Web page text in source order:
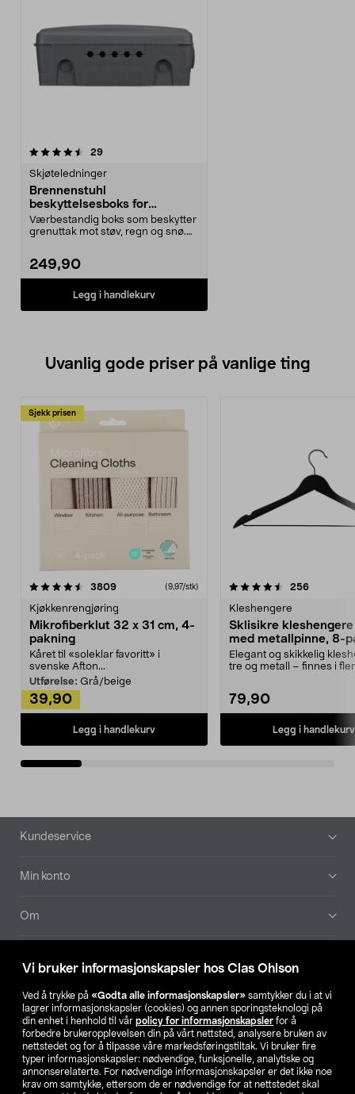
Vi bruker informasjonskapsler hos Clas Ohlson
Ved å trykke på «Godta alle informasjonskapsler» samtykker du i at vi
lagrer informasjonskapsler (cookies) og annen sporingsteknologi på
din enhet i henhold til vår policy for informasjonskapsler for å
forbedre brukeropplevelsen din på vårt nettsted, analysere bruken av
nettstedet og for å tilpasse våre markedsføringstiltak. Vi bruker fire
typer informasjonskapsler: nødvendige, funksjonelle, analytiske og
annonserelaterte. For nødvendige informasjonskapsler er det ikke noe
krav om samtykke, ettersom de er nødvendige for at nettstedet skal
29anmeldelser
Skjøteledninger
Brennenstuhl
beskyttelsesboks for
grenuttak
Værbestandig boks som beskytter
grenuttak mot støv, regn og snø.
249,90
Legg i handlekurv
Uvanlig gode priser på vanlige ting
Sjekk prisen
3809anmeldelser(9,97/stk)
Kjøkkenrengjøring
Mikrofiberklut 32 x 31 cm, 4-
pakning
Kåret til «soleklar favoritt» i
svenske Afton...
Utførelse: Grå/beige
39,90
Legg i handlekurv
4.5av 5 stjerner 256
Kleshengere
Sklisikre
med metallpinne, 8-
Elegant og skikkelig
tre og metall – finnes i
79,90
Legg i handlekurv
4.5av 5 stjerner
Bunntekst
Kundeservice
Min konto
Om
Våre selskaper
Finn din butikk
SE NO FI